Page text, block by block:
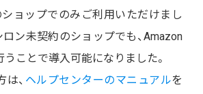
ショップでのみご利用いただけまし
ロン未契約のショップでも、Amazon
ことで導入可能になりました。
、 ヘルプセンターのマニュアルを